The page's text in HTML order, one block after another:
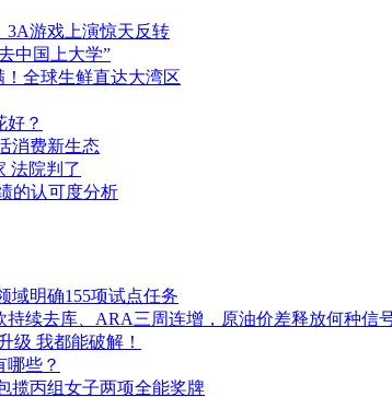
3A游戏上演惊天反转
中国上大学”
！全球生鲜直达大湾区
好？
消费新生态
法院判了
的认可度分析
域明确155项试点任务
续去库、ARA三周连增，原油价差释放何种信
级 我都能破解！
哪些？
揽丙组女子两项全能奖牌